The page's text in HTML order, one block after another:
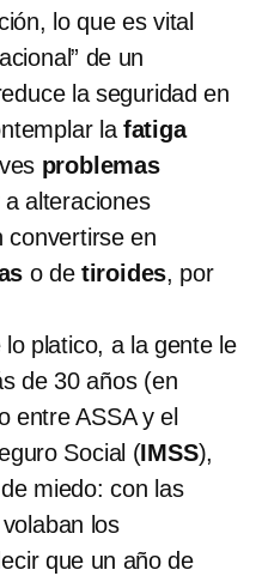
lo que es vital
de un
la seguridad en
la fatiga
problemas
alteraciones
convertirse en
o detiroides, por
platico, a la gente le
de 30 años (en
entre ASSA y el
Social (IMSS),
miedo: con las
los
que un año de